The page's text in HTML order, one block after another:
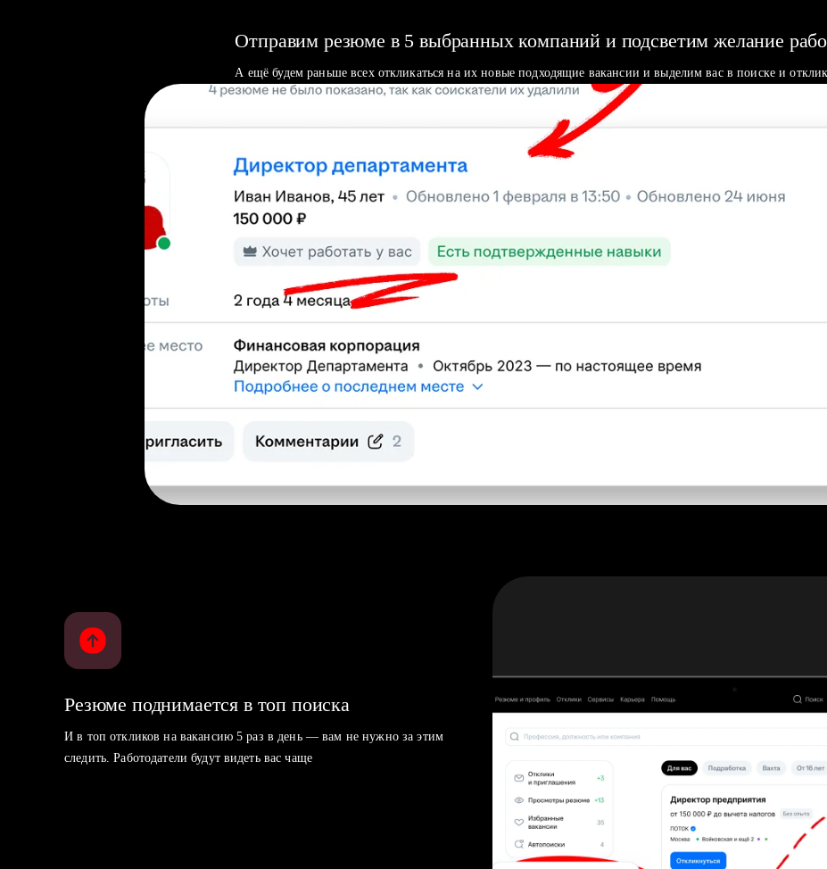
Отправим резюме в 5 выбранных компаний и подсветим желание
А ещё будем раньше всех откликаться на их новые подходящие вакансии и выделим вас в поиске и
Резюме поднимается в топ поиска
И в топ откликов на вакансию 5 раз в день — вам не нужно за этим
следить. Работодатели будут видеть вас чаще